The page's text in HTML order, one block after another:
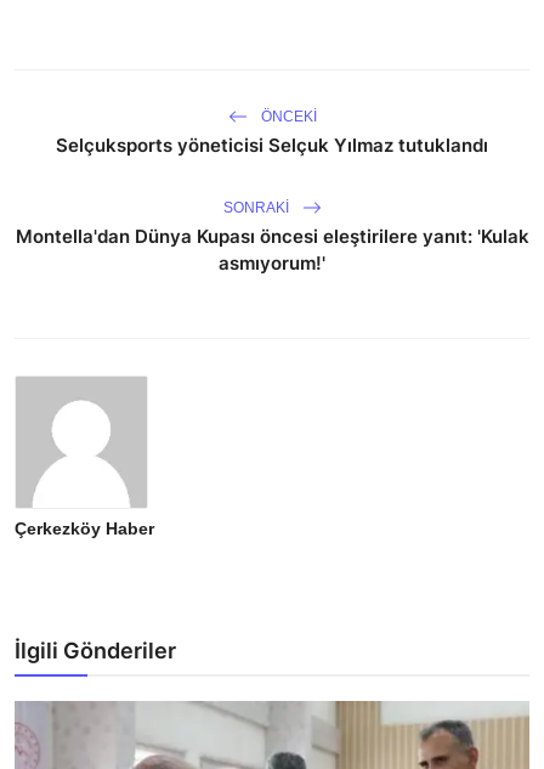
ÖNCEKI
Selçuksports yöneticisi Selçuk Yılmaz tutuklandı
SONRAKI
Montella'dan Dünya Kupası öncesi eleştirilere yanıt: 'Kulak
asmıyorum!'
Çerkezköy Haber
İlgili Gönderiler